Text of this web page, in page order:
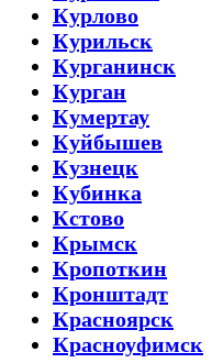
Курлово
Курильск
Курганинск
Курган
Кумертау
Куйбышев
Кузнецк
Кубинка
Кстово
Крымск
Кропоткин
Кронштадт
Красноярск
Красноуфимск